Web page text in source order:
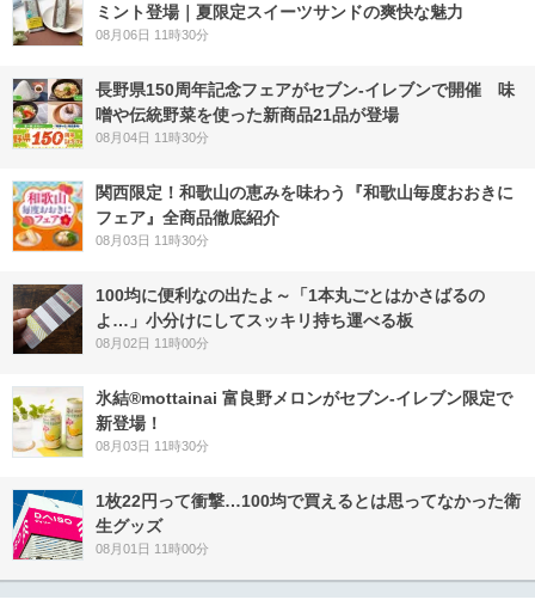
ミント登場｜夏限定スイーツサンドの爽快な魅力
08月06日 11時30分
長野県150周年記念フェアがセブン-イレブンで開催 味
噌や伝統野菜を使った新商品21品が登場
08月04日 11時30分
関西限定！和歌山の恵みを味わう『和歌山毎度おおきに
フェア』全商品徹底紹介
08月03日 11時30分
100均に便利なの出たよ～「1本丸ごとはかさばるの
よ…」小分けにしてスッキリ持ち運べる板
08月02日 11時00分
氷結®mottainai 富良野メロンがセブン‐イレブン限定で
新登場！
08月03日 11時30分
1枚22円って衝撃…100均で買えるとは思ってなかった衛
生グッズ
08月01日 11時00分